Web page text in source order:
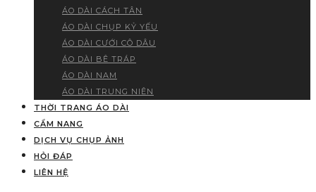
ÁO DÀI CÁCH TÂN
ÁO DÀI CHỤP KỶ YẾU
ÁO DÀI CƯỚI CÔ DÂU
ÁO DÀI BÊ TRÁP
ÁO DÀI NAM
ÁO DÀI TRUNG NIÊN
THỜI TRANG ÁO DÀI
CẨM NANG
DỊCH VỤ CHỤP ẢNH
HỎI ĐÁP
LIÊN HỆ